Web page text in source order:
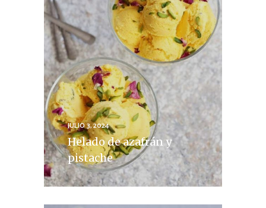
JULIO 3, 2024
Helado de azafrán y
pistache